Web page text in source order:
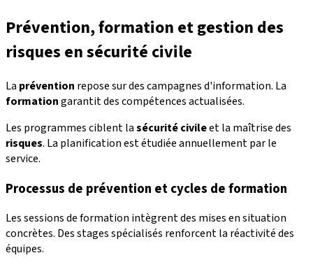
Prévention, formation et gestion des
risques en sécurité civile
La prévention repose sur des campagnes d'information. La
formationgarantit des compétences actualisées.
Les programmes ciblent lasécurité civileet la maîtrise des
risques. La planification est étudiée annuellement par le
service.
Processus de prévention et cycles de formation
Les sessions de formation intègrent des mises en situation
concrètes. Des stages spécialisés renforcent la réactivité des
équipes.